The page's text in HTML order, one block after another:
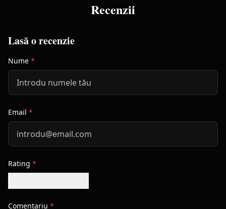
Recenzii
Lasă o recenzie
Nume *
Email *
Rating *
Comentariu *